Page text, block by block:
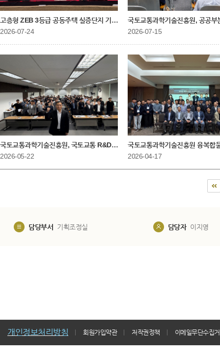
고층형 ZEB 3등급 공동주택 실증단지 기공식 참석
2026-07-24
국토교통과학기술진흥원, 공공
2026-07-15
국토교통과학기술진흥원, 국토교통 R&D 내일의 리더, ‘온보딩프로그램’으로 힘
2026-05-22
국토교통과학기술진흥원 융복합
2026-04-17
담당부서 기획조정실 담당자 이지영
개인정보처리방침 회원가입약관 저작권정책 이메일무단수집